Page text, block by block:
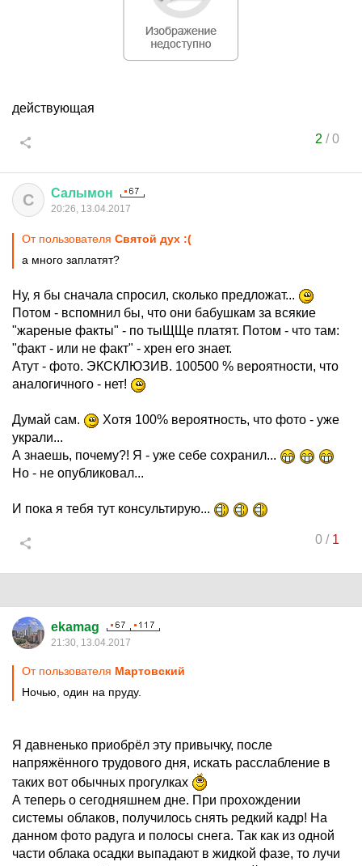
действующая
2 /0
С Салымон
20:26, 13.04.2017
От пользователя Святой дух :(
а много заплатят?
Ну, я бы сначала спросил, сколько предложат...
Потом - вспомнил бы, что они бабушкам за всякие
"жареные факты" - по тыЩЩе платят. Потом - что там:
"факт - или не факт" - хрен его знает.
Атут - фото. ЭКСКЛЮЗИВ. 100500 % вероятности, что
аналогичного - нет!
Думай сам.
Хотя 100% вероятность, что фото - уже
украли...
А знаешь, почему?! Я - уже себе сохранил...
Но - не опубликовал...
И пока я тебя тут консультирую...
0/ 1
ekamag
21:30, 13.04.2017
От пользователя Мартовский
Ночью, один на пруду.
Я давненько приобрёл эту привычку, после
напряжённого трудового дня, искать расслабление в
таких вот обычных прогулках
А теперь о сегодняшнем дне. При прохождении
системы облаков, получилось снять редкий кадр! На
данном фото радуга и полосы снега. Так как из одной
части облака осадки выпадают в жидкой фазе, то лучи